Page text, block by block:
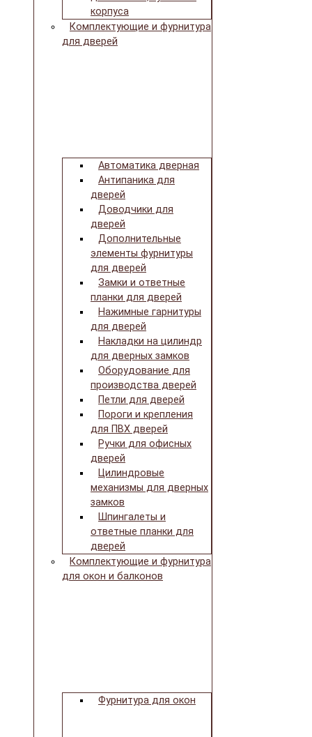
корпуса
Комплектующие и фурнитура
для дверей
Автоматика дверная
Антипаника для
дверей
Доводчики для
дверей
Дополнительные
элементы фурнитуры
для дверей
Замки и ответные
планки для дверей
Нажимные гарнитуры
для дверей
Накладки на цилиндр
для дверных замков
Оборудование для
производства дверей
Петли для дверей
Пороги и крепления
для ПВХ дверей
Ручки для офисных
дверей
Цилиндровые
механизмы для дверных
замков
Шпингалеты и
ответные планки для
дверей
Комплектующие и фурнитура
для окон и балконов
Фурнитура для окон